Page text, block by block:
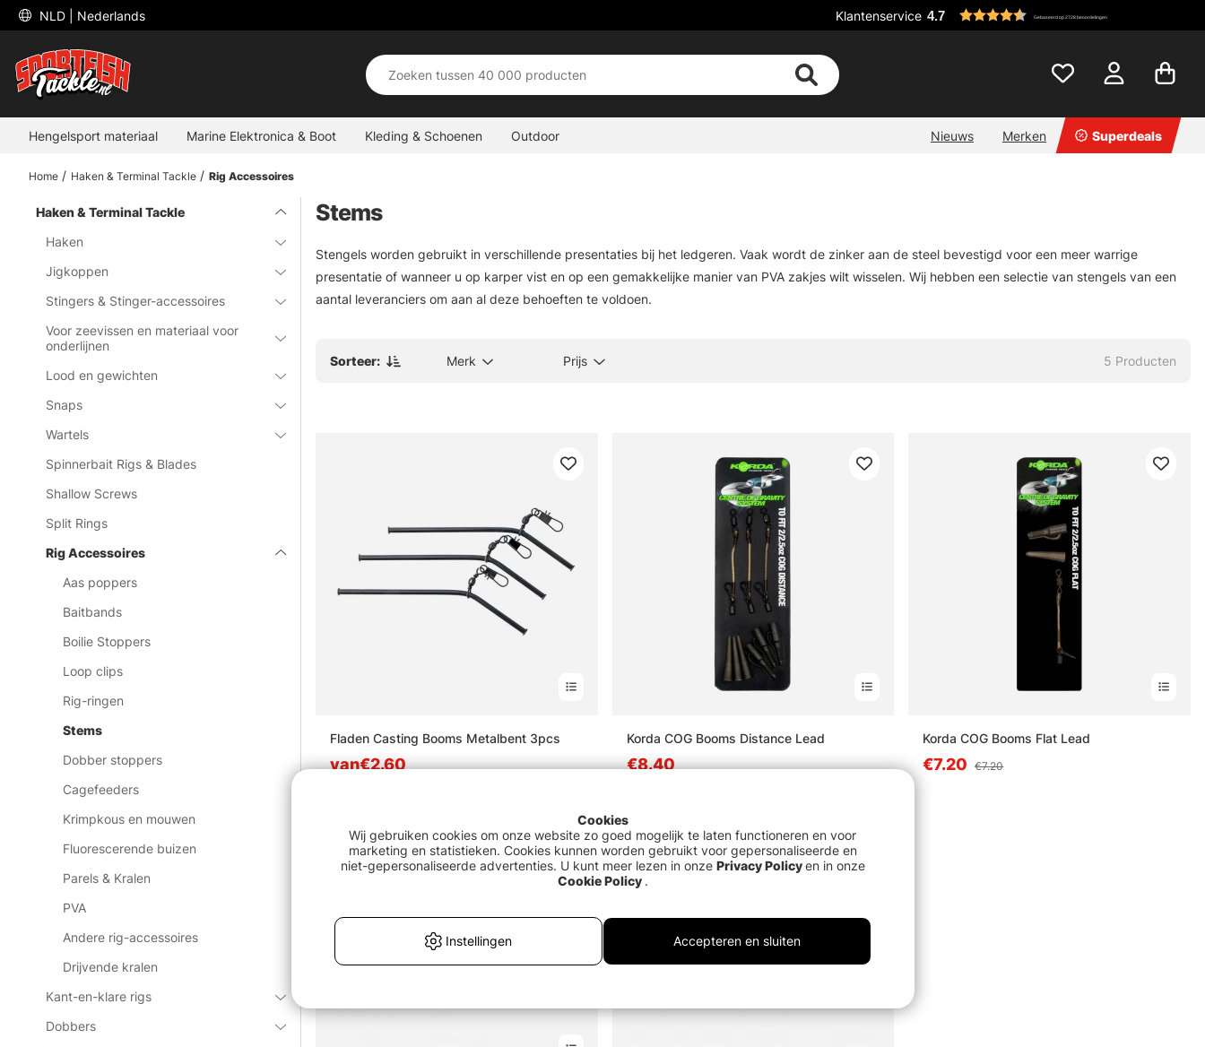
NLD | Nederlands Klantenservice 4.7 Gebaseerd op 2728 beoordelingen
Hengelsport materiaal Marine Elektronica & Boot Kleding & Schoenen Outdoor Nieuws Merken Superdeals
Home Haken & Terminal Tackle Rig Accessoires
Haken & Terminal Tackle
Haken
Jigkoppen
Stingers & Stinger-accessoires
Voor zeevissen en materiaal voor
onderlijnen
Lood en gewichten
Snaps
Wartels
Spinnerbait Rigs & Blades
Shallow Screws
Split Rings
Rig Accessoires
Aas poppers
Baitbands
Boilie Stoppers
Loop clips
Rig-ringen
Stems
Dobber stoppers
Cagefeeders
Krimpkous en mouwen
Fluorescerende buizen
Parels & Kralen
PVA
Andere rig-accessoires
Drijvende kralen
Kant-en-klare rigs
Dobbers
Stems
Stengels worden gebruikt in verschillende presentaties bij het ledgeren. Vaak wordt de zinker aan de steel bevestigd voor een meer warrige
presentatie of wanneer u op karper vist en op een gemakkelijke manier van PVA zakjes wilt wisselen. Wij hebben een selectie van stengels van een
aantal leveranciers om aan al deze behoeften te voldoen.
Sorteer: Merk Prijs 5 Producten
Fladen Casting Booms Metalbent 3pcs
van€2.60
Korda COG Booms Distance Lead
€8.40
Korda COG Booms Flat Lead
€7.20 €7.20
Cookies
Wij gebruiken cookies om onze website zo goed mogelijk te laten functioneren en voor
marketing en statistieken. Cookies kunnen worden gebruikt voor gepersonaliseerde en
niet-gepersonaliseerde advertenties. U kunt meer lezen in onze Privacy Policy en in onze
Cookie Policy .
Instellingen Accepteren en sluiten